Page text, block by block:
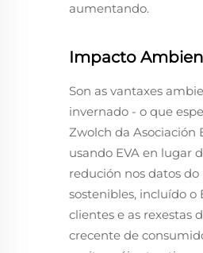
aumentando.
Impacto
Son as vantaxes
invernado - o que
Zwolch da Asociación
usando EVA en lugar
redución nos datos
sostenibles, incluído o
clientes e as rexestas
crecente de